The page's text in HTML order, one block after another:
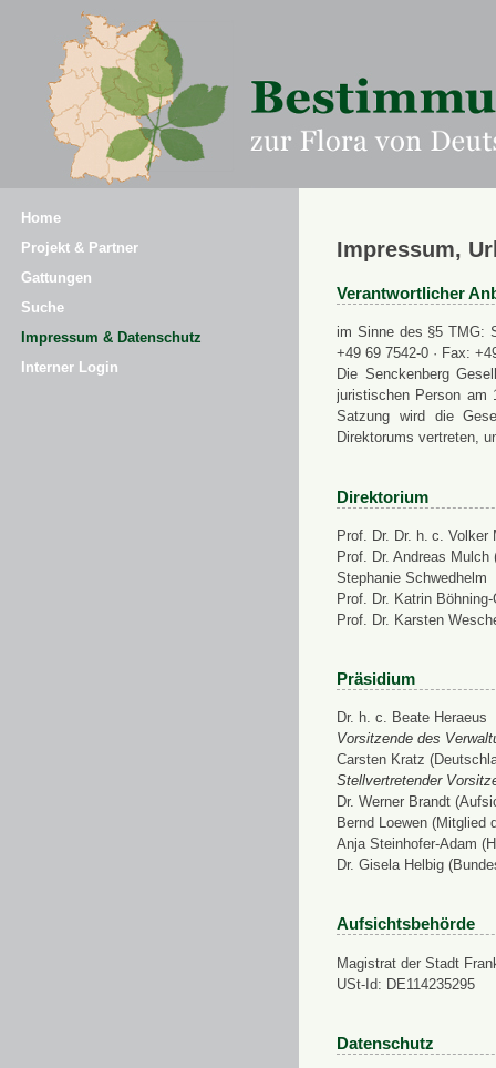
Home
Projekt & Partner
Gattungen
Suche
Impressum & Datenschutz
Interner Login
Impressum,
Verantwortlicher
im Sinne des §5 TMG:
+49 69 7542-0 · Fax:
Die Senckenberg
juristischen Person am
Satzung wird die
Direktorums vertreten,
Direktorium
Prof. Dr. Dr. h. c. Volker
Prof. Dr. Andreas
Stephanie Schwedhelm
Prof. Dr. Katrin
Prof. Dr. Karsten
Präsidium
Dr. h. c. Beate Heraeus
Vorsitzende des
Carsten Kratz
Stellvertretender
Dr. Werner Brandt
Bernd Loewen (Mitglied
Anja Steinhofer-Adam
Dr. Gisela Helbig
Aufsichtsbehörde
Magistrat der Stadt
USt-Id: DE114235295
Datenschutz